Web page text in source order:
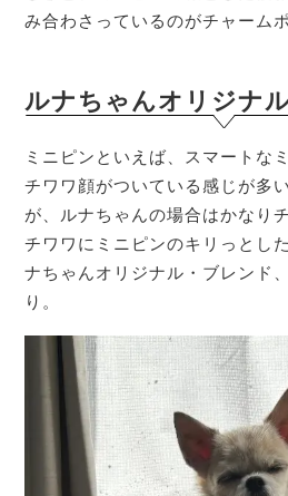
み合わさっているのがチャーム
ルナちゃんオリジナ
ミニピンといえば、スマートな
チワワ顔がついている感じが多
が、ルナちゃんの場合はかなり
チワワにミニピンのキリっとし
ナちゃんオリジナル・ブレンド
り。